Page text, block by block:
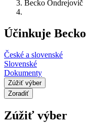
Becko Ondrejovič
Účinkuje
České a slovenské
Slovenské
Dokumenty
Zúžiť výber
Zoradiť
Zúžiť výber